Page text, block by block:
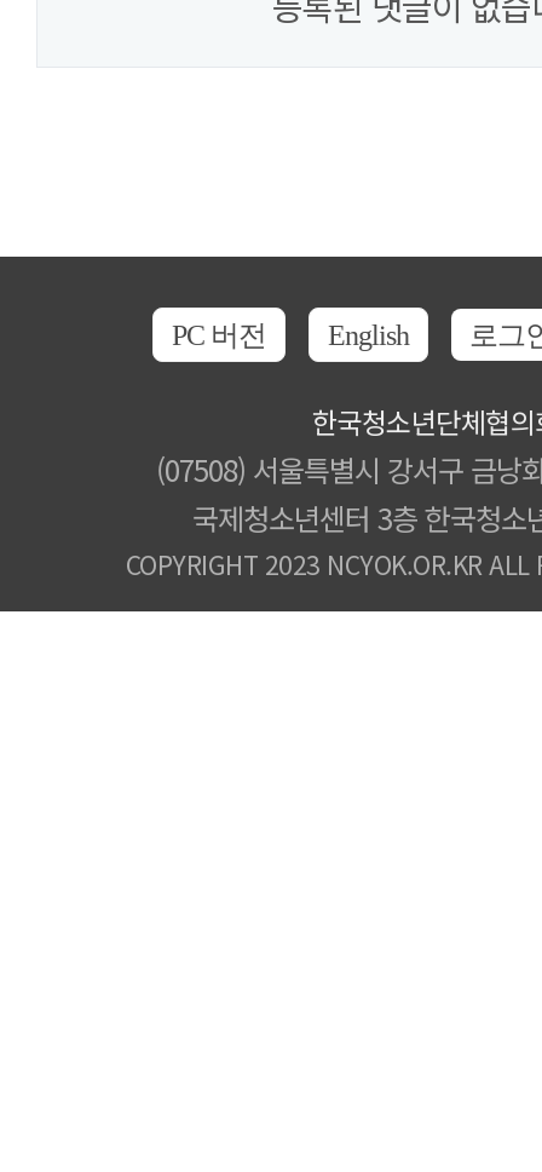
PC 버전 English 로그
한국청소년단체협
(07508) 서울특별시 강서구 금낭
국제청소년센터 3층 한국청소
COPYRIGHT 2023 NCYOK.OR.KR ALL